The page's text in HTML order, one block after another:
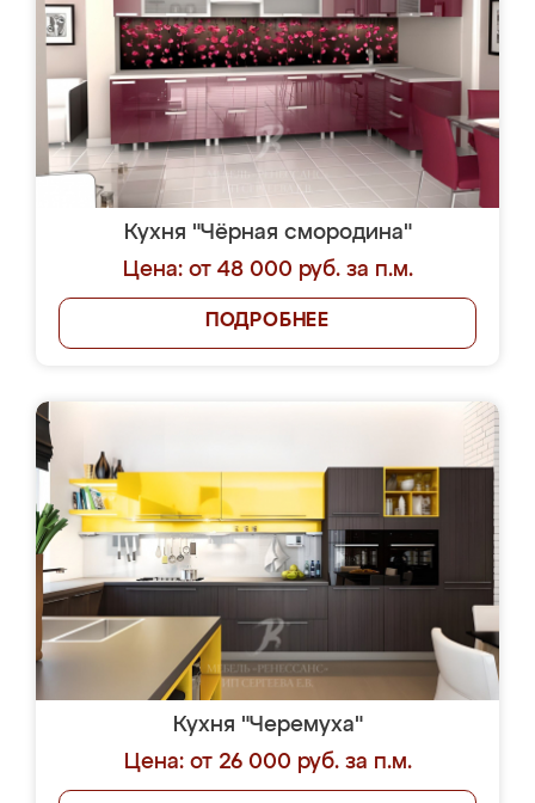
Кухня "Чёрная смородина"
Цена: от 48 000 руб. за п.м.
ПОДРОБНЕЕ
Кухня "Черемуха"
Цена: от 26 000 руб. за п.м.